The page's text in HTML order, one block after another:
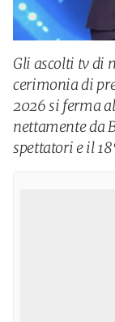
Gli ascolti tv di
cerimonia di
2026 si ferma
nettamente da
spettatori e il